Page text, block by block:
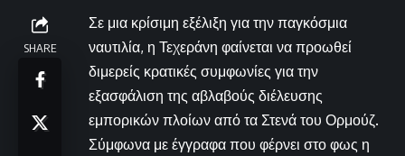
SHARE
Σε μια κρίσιμη εξέλιξη για την παγκόσμια
ναυτιλία, η Τεχεράνη φαίνεται να προωθεί
διμερείς κρατικές συμφωνίες για την
εξασφάλιση της αβλαβούς διέλευσης
εμπορικών πλοίων από τα Στενά του Ορμούζ.
Σύμφωνα με έγγραφα που φέρνει στο φως η